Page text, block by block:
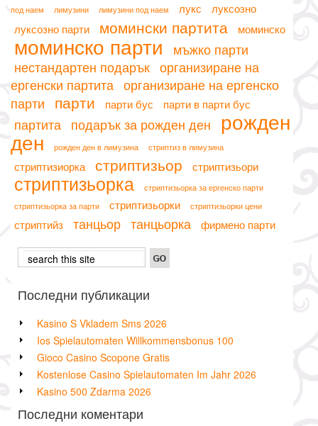
под наем
лимузини лимузини под наем лукс
луксозно
луксозно парти
момински партита моминско
моминско парти
мъжко парти
нестандартен подарък организиране на
ергенски партита организиране на ергенско
парти
парти парти бус парти в парти бус
партита подарък за рожден ден рожден
ден рожден ден в лимузина стриптиз в лимузина
стриптизиорка стриптизьор стриптизьори
стриптизьорка
стриптизьорка за ергенско парти
стриптизьорка за парти
стриптизьорки стриптизьорки цени
стриптийз танцьор танцьорка фирмено парти
Последни публикации
Kasino S Vkladem Sms 2026
Ios Spielautomaten Willkommensbonus 100
Gioco Casino Scopone Gratis
Kostenlose Casino Spielautomaten Im Jahr 2026
Kasino 500 Zdarma 2026
Последни коментари